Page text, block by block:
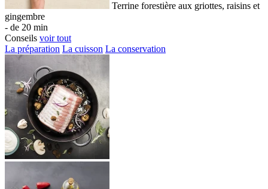
Terrine forestière aux griottes, raisins et
gingembre
- de 20 min
Conseils voir tout
La préparation La cuisson La conservation